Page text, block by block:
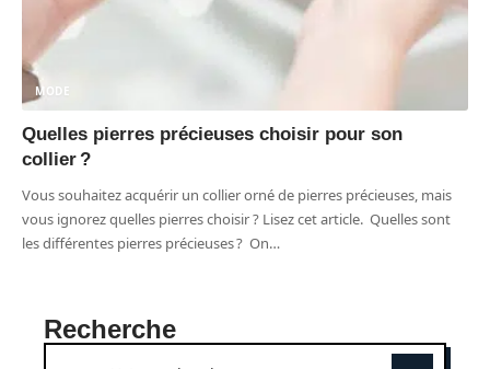
MODE
Quelles pierres précieuses choisir pour son
collier ?
Vous souhaitez acquérir un collier orné de pierres précieuses, mais
vous ignorez quelles pierres choisir ? Lisez cet article. Quelles sont
les différentes pierres précieuses ? On…
Recherche